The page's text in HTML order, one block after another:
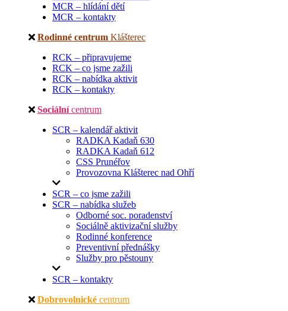
MCR – hlídání dětí
MCR – kontakty
Rodinné centrum Klášterec
RCK – připravujeme
RCK – co jsme zažili
RCK – nabídka aktivit
RCK – kontakty
Sociální centrum
SCR – kalendář aktivit
RADKA Kadaň 630
RADKA Kadaň 612
CSS Prunéřov
Provozovna Klášterec nad Ohří
SCR – co jsme zažili
SCR – nabídka služeb
Odborné soc. poradenství
Sociálně aktivizační služby
Rodinné konference
Preventivní přednášky
Služby pro pěstouny
SCR – kontakty
Dobrovolnické centrum